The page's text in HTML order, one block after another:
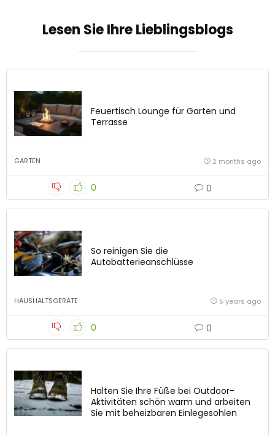
Lesen Sie Ihre Lieblingsblogs
Feuertisch Lounge für Garten und
Terrasse
GARTEN 2 months ago
0 0
So reinigen Sie die
Autobatterieanschlüsse
HAUSHALTSGERÄTE 5 years ago
0 0
Halten Sie Ihre Füße bei Outdoor-
Aktivitäten schön warm und arbeiten
Sie mit beheizbaren Einlegesohlen